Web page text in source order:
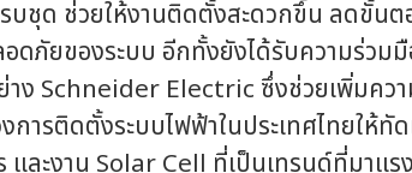
ชุด ช่วยให้งานติดตั้งสะดวกขึ้น ลดขั้นต
ดภัยของระบบ อีกทั้งยังได้รับความร่วม
าง Schneider Electric ซึ่งช่วยเพิ่มคว
การติดตั้งระบบไฟฟ้าในประเทศไทยให้
และงาน Solar Cell ที่เป็นเทรนด์ที่มาแร